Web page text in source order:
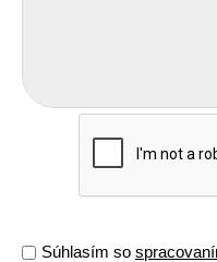
Súhlasím so